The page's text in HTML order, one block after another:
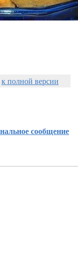
к полной версии
сообщение